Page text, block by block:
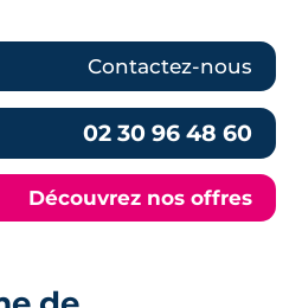
Contactez-nous
02 30 96 48 60
Découvrez nos offres